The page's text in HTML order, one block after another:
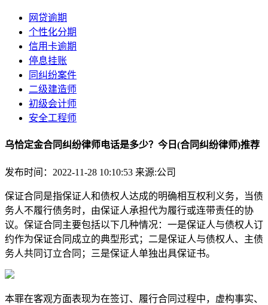
网贷逾期
个性化分期
信用卡逾期
停息挂账
同纠纷案件
二级建造师
初级会计师
安全工程师
乌恰定金合同纠纷律师电话是多少？今日(合同纠纷律师)推荐
发布时间：2022-11-28 10:10:53 来源:公司
保证合同是指保证人和债权人达成的明确相互权利义务，当债
务人不履行债务时，由保证人承担代为履行或连带责任的协
议。保证合同主要包括以下几种情况：一是保证人与债权人订
约作为保证合同成立的典型形式；二是‌‌保证人与债权人、主债
务人共同订立合同；三是‌‌保证人单独出具保证书‌。
本罪在客观方面表现为在签订、履行合同过程中，虚构事实、